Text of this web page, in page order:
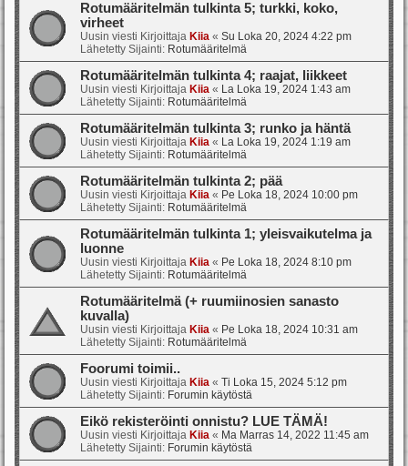
Rotumääritelmän tulkinta 5; turkki, koko,
virheet
Uusin viesti Kirjoittaja Kiia « Su Loka 20, 2024 4:22 pm
Lähetetty Sijainti: Rotumääritelmä
Rotumääritelmän tulkinta 4; raajat, liikkeet
Uusin viesti Kirjoittaja Kiia « La Loka 19, 2024 1:43 am
Lähetetty Sijainti: Rotumääritelmä
Rotumääritelmän tulkinta 3; runko ja häntä
Uusin viesti Kirjoittaja Kiia « La Loka 19, 2024 1:19 am
Lähetetty Sijainti: Rotumääritelmä
Rotumääritelmän tulkinta 2; pää
Uusin viesti Kirjoittaja Kiia « Pe Loka 18, 2024 10:00 pm
Lähetetty Sijainti: Rotumääritelmä
Rotumääritelmän tulkinta 1; yleisvaikutelma ja
luonne
Uusin viesti Kirjoittaja Kiia « Pe Loka 18, 2024 8:10 pm
Lähetetty Sijainti: Rotumääritelmä
Rotumääritelmä (+ ruumiinosien sanasto
kuvalla)
Uusin viesti Kirjoittaja Kiia « Pe Loka 18, 2024 10:31 am
Lähetetty Sijainti: Rotumääritelmä
Foorumi toimii..
Uusin viesti Kirjoittaja Kiia « Ti Loka 15, 2024 5:12 pm
Lähetetty Sijainti: Forumin käytöstä
Eikö rekisteröinti onnistu? LUE TÄMÄ!
Uusin viesti Kirjoittaja Kiia « Ma Marras 14, 2022 11:45 am
Lähetetty Sijainti: Forumin käytöstä